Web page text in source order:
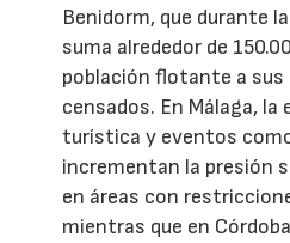
Benidorm, que durante
suma alrededor de
población flotante a
censados. En Málaga, la
turística y eventos
incrementan la presión
en áreas con
mientras que en